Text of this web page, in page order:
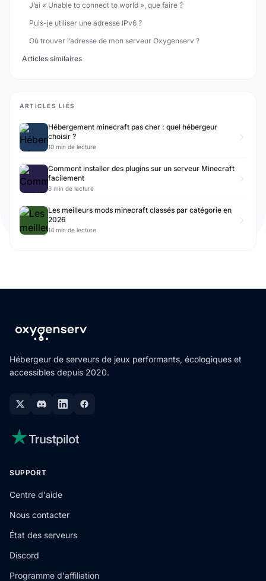
J’ai « Unable to connect to world », que faire ?
Puis-je utiliser une adresse IPv6 ?
Où trouver l’adresse de mon serveur Oxygenserv ?
Articles similaires
ARTICLES LIÉS
Hébergement minecraft pas cher : quel hébergeur
choisir ?
10 min de lecture
Comment installer des plugins sur un serveur Minecraft
facilement
6 min de lecture
Les meilleurs mods minecraft classés par catégorie en
2026
14 min de lecture
Hébergeur de serveurs de jeux performants, écologiques et
accessibles depuis 2020.
SUPPORT
Centre d'aide
Nous contacter
État des serveurs
Discord
Programme d'affiliation